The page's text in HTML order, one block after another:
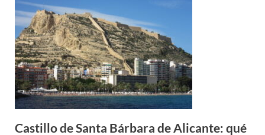
Castillo de Santa Bárbara de Alicante: qué